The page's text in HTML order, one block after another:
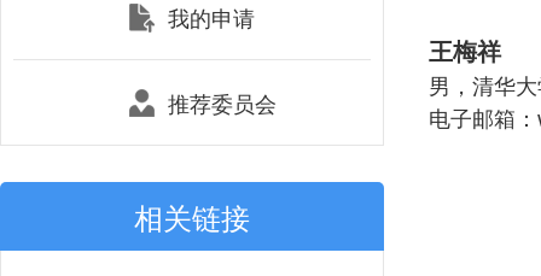
我的申请
推荐委员会
相关链接
王梅祥
男，清华
电子邮箱